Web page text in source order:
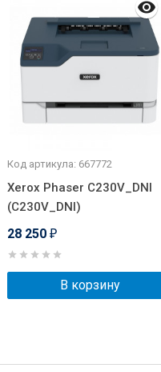
Код артикула: 667772
Xerox Phaser C230V_DNI
(C230V_DNI)
28 250 ₽
В корзину